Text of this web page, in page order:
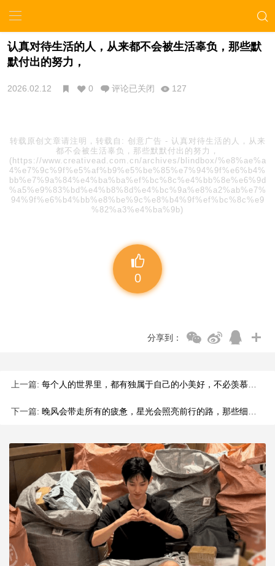
认真对待生活的人，从来都不会被生活辜负，那些默
默付出的努力，
2026.02.12 0 评论已关闭 127
转载原创文章请注明，转载自: 创意广告 - 认真对待生活的人，从来
都不会被生活辜负，那些默默付出的努力，
(https://www.creativead.com.cn/archives/blindbox/%e8%ae%a
4%e7%9c%9f%e5%af%b9%e5%be%85%e7%94%9f%e6%b4%
bb%e7%9a%84%e4%ba%ba%ef%bc%8c%e4%bb%8e%e6%9d
%a5%e9%83%bd%e4%b8%8d%e4%bc%9a%e8%a2%ab%e7%
94%9f%e6%b4%bb%e8%be%9c%e8%b4%9f%ef%bc%8c%e9
%82%a3%e4%ba%9b)
0
分享到：
上一篇: 每个人的世界里，都有独属于自己的小美好，不必羡慕别人的光芒，
下一篇: 晚风会带走所有的疲惫，星光会照亮前行的路，那些细碎的欢喜，那